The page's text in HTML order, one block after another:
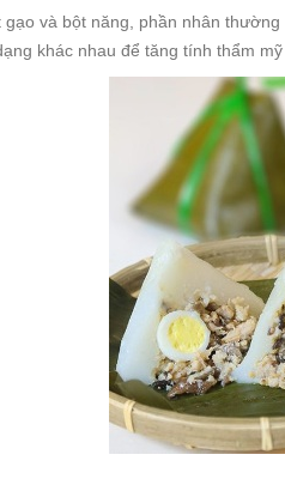
và bột năng, phần nhân
khác nhau để tăng tính thẩm